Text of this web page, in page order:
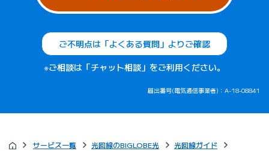
ご不明点は「よくある質問」よりご確認
※ご相談は「チャット相談」をご利用ください。
届出番号(電気通信事業者)：A-18-08841
サービス一覧 光回線のBIGLOBE光
光回線ガイド